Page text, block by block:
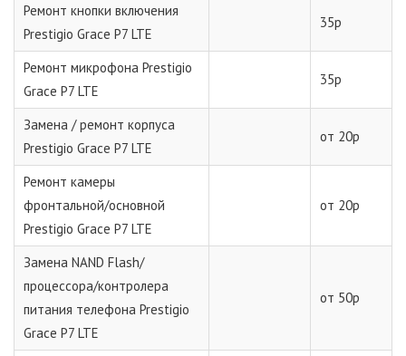
Ремонт кнопки включения
Prestigio Grace P7 LTE
35р
Ремонт микрофона Prestigio
Grace P7 LTE
35р
Замена / ремонт корпуса
Prestigio Grace P7 LTE
от 20р
Ремонт камеры
фронтальной/основной
Prestigio Grace P7 LTE
от 20р
Замена NAND Flash/
процессора/контролера
питания телефона Prestigio
Grace P7 LTE
от 50р